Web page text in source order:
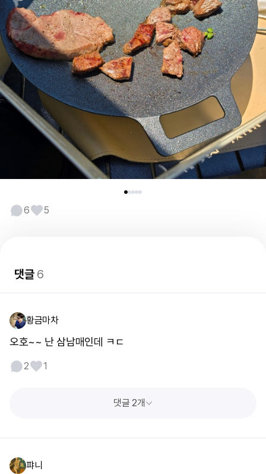
6 5
댓글6
황금마차
오호~~ 난 삼남매인데 ㅋㄷ
2 1
댓글 2개
퍄니